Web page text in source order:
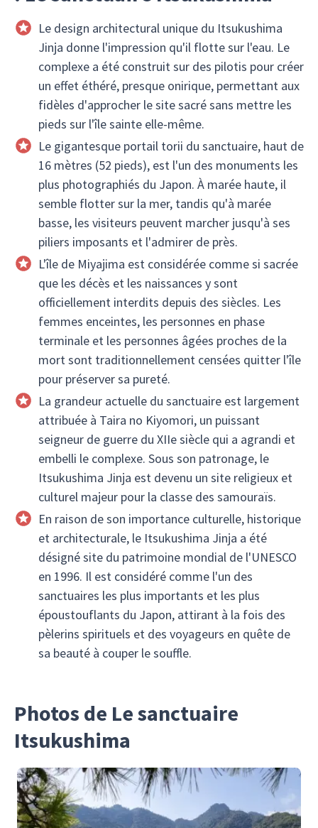
Le design architectural unique du Itsukushima
Jinja donne l'impression qu'il flotte sur l'eau. Le
complexe a été construit sur des pilotis pour créer
un effet éthéré, presque onirique, permettant aux
fidèles d'approcher le site sacré sans mettre les
pieds sur l'île sainte elle-même.
Le gigantesque portail torii du sanctuaire, haut de
16 mètres (52 pieds), est l'un des monuments les
plus photographiés du Japon. À marée haute, il
semble flotter sur la mer, tandis qu'à marée
basse, les visiteurs peuvent marcher jusqu'à ses
piliers imposants et l'admirer de près.
L'île de Miyajima est considérée comme si sacrée
que les décès et les naissances y sont
officiellement interdits depuis des siècles. Les
femmes enceintes, les personnes en phase
terminale et les personnes âgées proches de la
mort sont traditionnellement censées quitter l'île
pour préserver sa pureté.
La grandeur actuelle du sanctuaire est largement
attribuée à Taira no Kiyomori, un puissant
seigneur de guerre du XIIe siècle qui a agrandi et
embelli le complexe. Sous son patronage, le
Itsukushima Jinja est devenu un site religieux et
culturel majeur pour la classe des samouraïs.
En raison de son importance culturelle, historique
et architecturale, le Itsukushima Jinja a été
désigné site du patrimoine mondial de l'UNESCO
en 1996. Il est considéré comme l'un des
sanctuaires les plus importants et les plus
époustouflants du Japon, attirant à la fois des
pèlerins spirituels et des voyageurs en quête de
sa beauté à couper le souffle.
Photos de Le sanctuaire
Itsukushima